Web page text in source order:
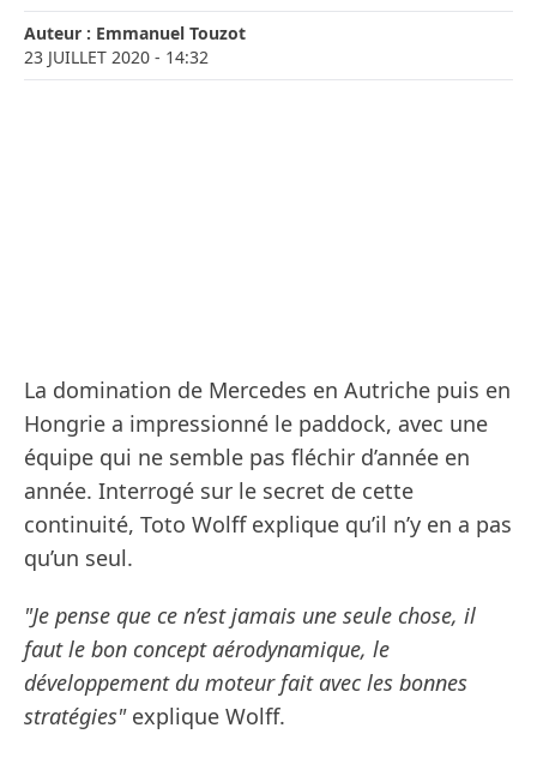
Auteur : Emmanuel Touzot
23 JUILLET 2020 - 14:32
La domination de Mercedes en Autriche puis en
Hongrie a impressionné le paddock, avec une
équipe qui ne semble pas fléchir d’année en
année. Interrogé sur le secret de cette
continuité, Toto Wolff explique qu’il n’y en a pas
qu’un seul.
"Je pense que ce n’est jamais une seule chose, il
faut le bon concept aérodynamique, le
développement du moteur fait avec les bonnes
stratégies"explique Wolff.